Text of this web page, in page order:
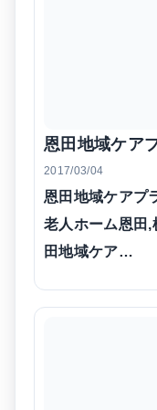
恩田地域ケア
2017/03/04
恩田地域ケアプ
老人ホーム恩田,
田地域ケア…